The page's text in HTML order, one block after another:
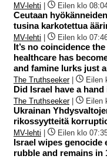
MV-lehti Eilen klo
Ceutaan
tusina karkotettua
MV-lehti Eilen klo
It’s no coincidence
healthcare has
and famine lurks just
The Truthseeker| Eilen
Did Israel have a
The Truthseeker| Eilen
Ukrainan
rikossyytteitä
MV-lehti Eilen klo
Israel wipes genocide
rubble and remains in